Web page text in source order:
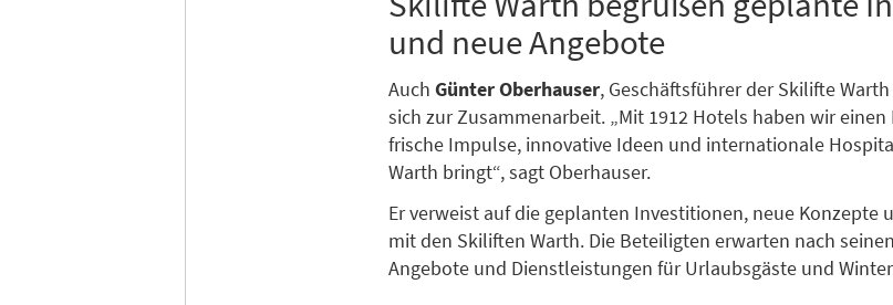
und neue Angebote
Auch Günter Oberhauser, Geschäftsführer der Skilifte
sich zur Zusammenarbeit. „Mit 1912 Hotels haben wir
frische Impulse, innovative Ideen und internationale
Warth bringt“, sagt Oberhauser.
Er verweist auf die geplanten Investitionen, neue Konzepte
mit den Skiliften Warth. Die Beteiligten erwarten nach
Angebote und Dienstleistungen für Urlaubsgäste und